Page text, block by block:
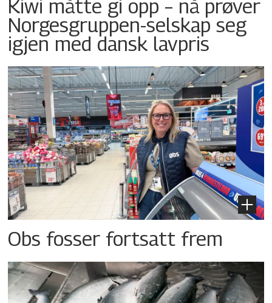
Kiwi måtte gi opp – nå prøver
Norgesgruppen-selskap seg
igjen med dansk lavpris
Obs fosser fortsatt frem